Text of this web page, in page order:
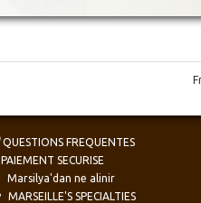
QUESTIONS FREQUENTES
PAIEMENT SECURISE
Marsilya'dan ne alinir
MARSEILLE'S SPECIALTIES